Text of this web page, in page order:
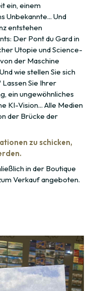
ein, einem
Unbekannte... Und
entstehen
Der Pont du Gard in
Utopie und Science-
der Maschine
wie stellen Sie sich
Sie Ihrer
ein ungewöhnliches
KI-Vision... Alle Medien
der Brücke der
zu schicken,
in der Boutique
Verkauf angeboten.